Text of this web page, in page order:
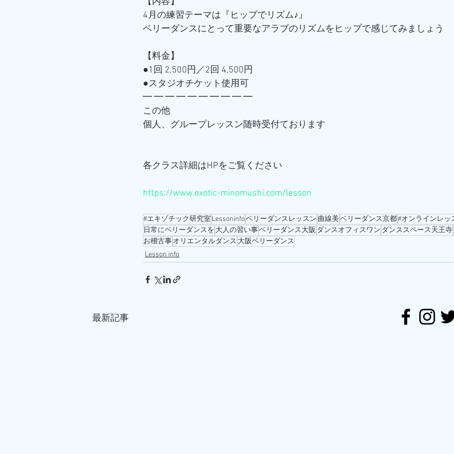
4月の練習テーマは『ヒップでリズム♪』
ベリーダンスにとって重要なアラブのリズムをヒップで感じてみましょう
【料金】
●1回 2,500円／2回 4,500円
●スタジオチケット使用可
━ ━ ━ ━ ━ ━ ━ ━ ━ ━
この他
個人、グループレッスン随時受付ております
各クラス詳細はHPをご覧ください
https://www.exotic-minomushi.com/lesson
#エキゾチック研究室Lessoninfoベリーダンスレッスン 曲線美ベリーダンス京都#オンラインレッ
日常にベリーダンスを 大人の習い事ベリーダンス大阪 ダンスオフィスワン ダンススペース天王寺
お稽古事オリエンタルダンス 大阪ベリーダンス
Lesson info
最新記事